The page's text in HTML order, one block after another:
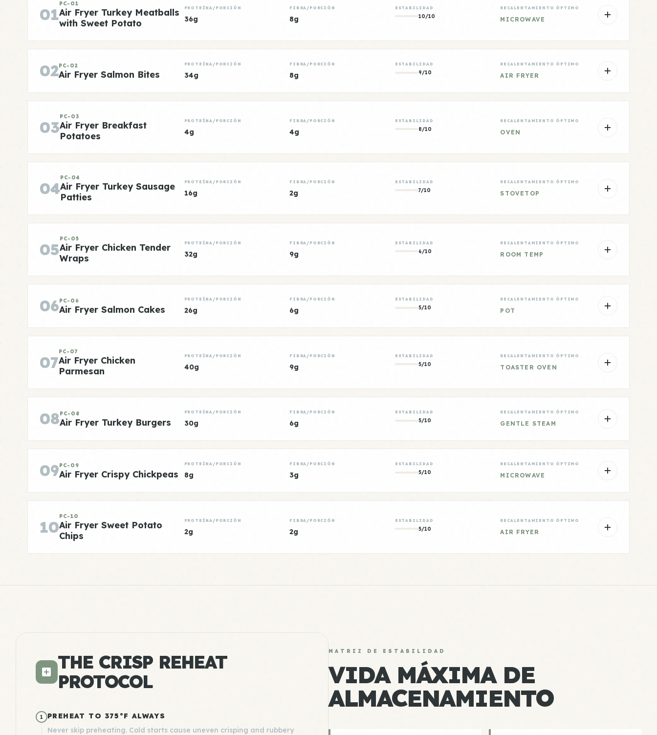
01
PC-01
Air Fryer Turkey Meatballs
with Sweet Potato
PROTEÍNA/PORCIÓN
36g
FIBRA/PORCIÓN
8g
ESTABILIDAD
10/10
RECALENTAMIENTO ÓPTIMO
MICROWAVE
02PC-02
Air Fryer Salmon Bites
PROTEÍNA/PORCIÓN
34g
FIBRA/PORCIÓN
8g
ESTABILIDAD
9/10
RECALENTAMIENTO ÓPTIMO
AIR FRYER
03
PC-03
Air Fryer Breakfast
Potatoes
PROTEÍNA/PORCIÓN
4g
FIBRA/PORCIÓN
4g
ESTABILIDAD
8/10
RECALENTAMIENTO ÓPTIMO
OVEN
04
PC-04
Air Fryer Turkey Sausage
Patties
PROTEÍNA/PORCIÓN
16g
FIBRA/PORCIÓN
2g
ESTABILIDAD
7/10
RECALENTAMIENTO ÓPTIMO
STOVETOP
05
PC-05
Air Fryer Chicken Tender
Wraps
PROTEÍNA/PORCIÓN
32g
FIBRA/PORCIÓN
9g
ESTABILIDAD
6/10
RECALENTAMIENTO ÓPTIMO
ROOM TEMP
06PC-06
Air Fryer Salmon Cakes
PROTEÍNA/PORCIÓN
26g
FIBRA/PORCIÓN
6g
ESTABILIDAD
5/10
RECALENTAMIENTO ÓPTIMO
POT
07
PC-07
Air Fryer Chicken
Parmesan
PROTEÍNA/PORCIÓN
40g
FIBRA/PORCIÓN
9g
ESTABILIDAD
5/10
RECALENTAMIENTO ÓPTIMO
TOASTER OVEN
08PC-08
Air Fryer Turkey Burgers
PROTEÍNA/PORCIÓN
30g
FIBRA/PORCIÓN
6g
ESTABILIDAD
5/10
RECALENTAMIENTO ÓPTIMO
GENTLE STEAM
09PC-09
Air Fryer Crispy Chickpeas
PROTEÍNA/PORCIÓN
8g
FIBRA/PORCIÓN
3g
ESTABILIDAD
5/10
RECALENTAMIENTO ÓPTIMO
MICROWAVE
10
PC-10
Air Fryer Sweet Potato
Chips
PROTEÍNA/PORCIÓN
2g
FIBRA/PORCIÓN
2g
ESTABILIDAD
5/10
RECALENTAMIENTO ÓPTIMO
AIR FRYER
THE CRISP REHEAT
PROTOCOL
1
PREHEAT TO 375°F ALWAYS
Never skip preheating. Cold starts cause uneven crisping and rubbery
MATRIZ DE ESTABILIDAD
VIDA MÁXIMA DE
ALMACENAMIENTO